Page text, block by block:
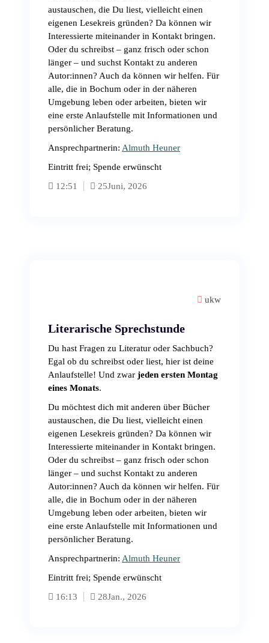
austauschen, die Du liest, vielleicht einen
eigenen Lesekreis gründen? Da können wir
Interessierte miteinander in Kontakt bringen.
Oder du schreibst – ganz frisch oder schon
länger – und suchst Kontakt zu anderen
Autor:innen? Auch da können wir helfen. Für
alle, die in Bochum oder in der näheren
Umgebung leben oder arbeiten, bieten wir
eine erste Anlaufstelle mit Informationen und
persönlicher Beratung.
Ansprechpartnerin: Almuth Heuner
Eintritt frei; Spende erwünscht
12:51
25Juni, 2026
ukw
Literarische Sprechstunde
Du hast Fragen zu Literatur oder Sachbuch?
Egal ob du schreibst oder liest, hier ist deine
Anlaufstelle! Und zwar jeden ersten Montag
eines Monats.
Du möchtest dich mit anderen über Bücher
austauschen, die Du liest, vielleicht einen
eigenen Lesekreis gründen? Da können wir
Interessierte miteinander in Kontakt bringen.
Oder du schreibst – ganz frisch oder schon
länger – und suchst Kontakt zu anderen
Autor:innen? Auch da können wir helfen. Für
alle, die in Bochum oder in der näheren
Umgebung leben oder arbeiten, bieten wir
eine erste Anlaufstelle mit Informationen und
persönlicher Beratung.
Ansprechpartnerin: Almuth Heuner
Eintritt frei; Spende erwünscht
16:13
28Jan., 2026